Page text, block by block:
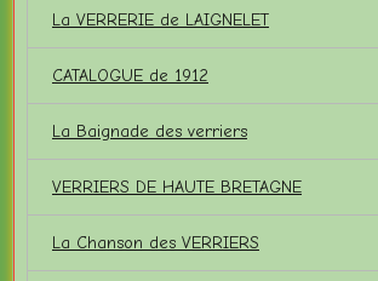
La VERRERIE de LAIGNELET
CATALOGUE de 1912
La Baignade des verriers
VERRIERS DE HAUTE BRETAGNE
La Chanson des VERRIERS